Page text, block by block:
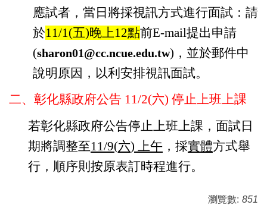
應試者，當日將採視訊方式進行面試：請
於11/1(五)晚上12點前E-mail提出申請
(sharon01@cc.ncue.edu.tw) ，並於郵件中
說明原因，以利安排視訊面試。
二、彰化縣政府公告 11/2(六) 停止上班上課
若彰化縣政府公告停止上班上課，面試日
期將調整至11/9(六) 上午 ，採實體方式舉
行，順序則按原表訂時程進行。
瀏覽數: 851